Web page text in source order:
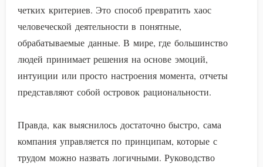
четких критериев. Это способ превратить хаос
человеческой деятельности в понятные,
обрабатываемые данные. В мире, где большинство
людей принимает решения на основе эмоций,
интуиции или просто настроения момента, отчеты
представляют собой островок рациональности.
Правда, как выяснилось достаточно быстро, сама
компания управляется по принципам, которые с
трудом можно назвать логичными. Руководство